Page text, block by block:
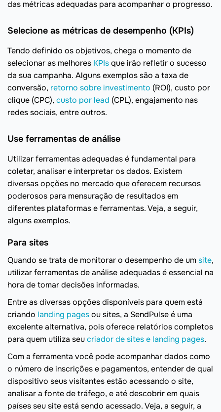
das métricas adequadas para acompanhar o progresso.
Selecione as métricas de desempenho (KPIs)
Tendo definido os objetivos, chega o momento de
selecionar as melhores KPIsque irão refletir o sucesso
da sua campanha. Alguns exemplos são a taxa de
conversão, retorno sobre investimento (ROI), custo por
clique (CPC), custo por lead (CPL), engajamento nas
redes sociais, entre outros.
Use ferramentas de análise
Utilizar ferramentas adequadas é fundamental para
coletar, analisar e interpretar os dados. Existem
diversas opções no mercado que oferecem recursos
poderosos para mensuração de resultados em
diferentes plataformas e ferramentas. Veja, a seguir,
alguns exemplos.
Para sites
Quando se trata de monitorar o desempenho de umsite,
utilizar ferramentas de análise adequadas é essencial na
hora de tomar decisões informadas.
Entre as diversas opções disponíveis para quem está
criando landing pagesou sites, a SendPulse é uma
excelente alternativa, pois oferece relatórios completos
para quem utiliza seucriador de sites e landing pages.
Com a ferramenta você pode acompanhar dados como
o número de inscrições e pagamentos, entender de qual
dispositivo seus visitantes estão acessando o site,
analisar a fonte de tráfego, e até descobrir em quais
países seu site está sendo acessado. Veja, a seguir, a